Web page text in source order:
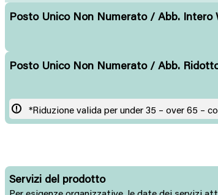
Posto Unico Non Numerato / Abb. Intero
Posto Unico Non Numerato / Abb.
*Riduzione valida per under 35 – over 65 –
Servizi del prodotto